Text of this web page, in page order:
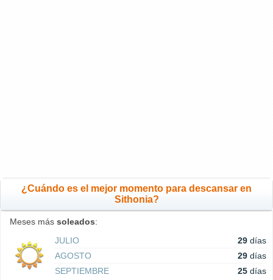
¿Cuándo es el mejor momento para descansar en
Sithonia?
Meses más soleados:
JULIO
29 días
AGOSTO
29 días
SEPTIEMBRE
25 días